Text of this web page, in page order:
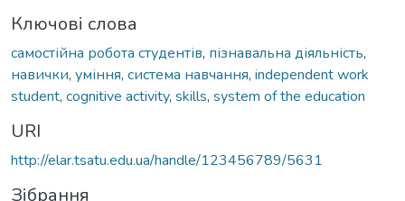
Ключові слова
самостійна робота студентів, пізнавальна діяльність,
навички, уміння, система навчання, independent work
student, cognitive activity, skills, system of the education
URI
http://elar.tsatu.edu.ua/handle/123456789/5631
Зібрання